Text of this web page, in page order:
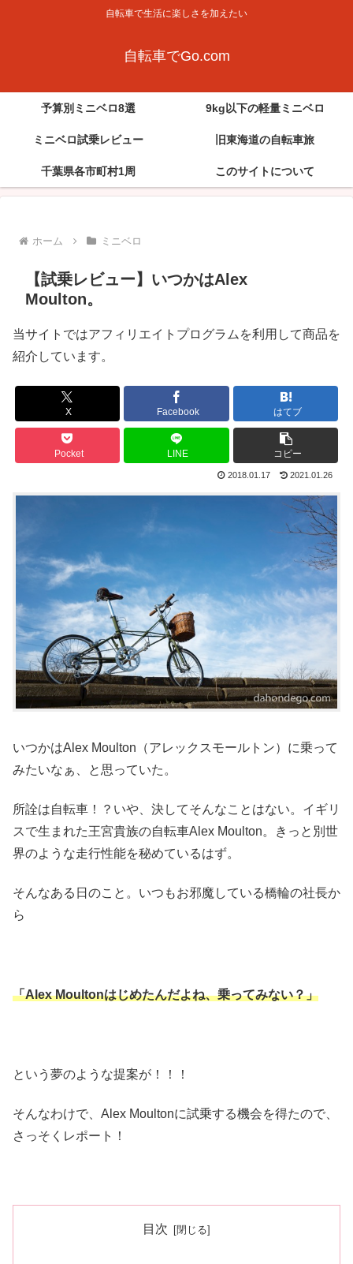
自転車で生活に楽しさを加えたい
自転車でGo.com
予算別ミニベロ8選 9kg以下の軽量ミニベロ
ミニベロ試乗レビュー 旧東海道の自転車旅
千葉県各市町村1周 このサイトについて
ホーム ミニベロ
【試乗レビュー】いつかはAlex
Moulton。
当サイトではアフィリエイトプログラムを利用して商品を
紹介しています。
X Facebook はてブ
Pocket LINE コピー
2018.01.17 2021.01.26
いつかはAlex Moulton（アレックスモールトン）に乗って
みたいなぁ、と思っていた。
所詮は自転車！？いや、決してそんなことはない。イギリ
スで生まれた王宮貴族の自転車Alex Moulton。きっと別世
界のような走行性能を秘めているはず。
そんなある日のこと。いつもお邪魔している橋輪の社長か
ら
「Alex Moultonはじめたんだよね、乗ってみない？」
という夢のような提案が！！！
そんなわけで、Alex Moultonに試乗する機会を得たので、
さっそくレポート！
目次